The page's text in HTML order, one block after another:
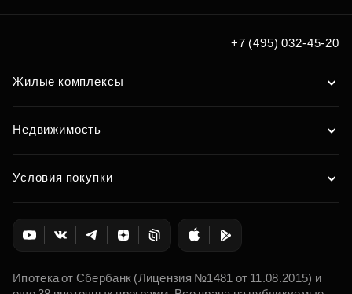
+7 (495) 032-45-20
Жилые комплексы
Недвижимость
Условия покупки
Ипотека от Сбербанк (Лицензия №1481 от 11.08.2015) и